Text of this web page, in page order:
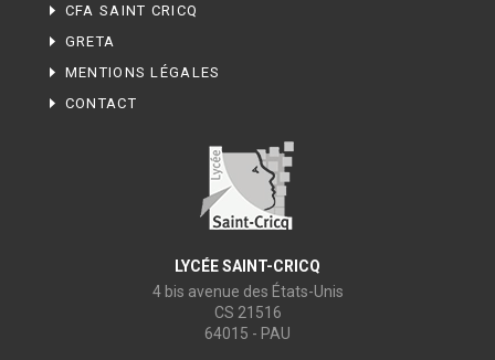
CFA SAINT CRICQ
GRETA
MENTIONS LÉGALES
CONTACT
LYCÉE SAINT-CRICQ
4 bis avenue des États-Unis
CS 21516
64015 - PAU